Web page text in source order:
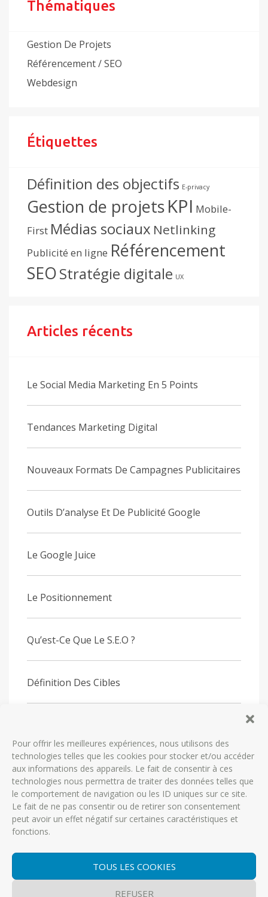
Pour offrir les meilleures expériences, nous utilisons des
technologies telles que les cookies pour stocker et/ou accéder
aux informations des appareils. Le fait de consentir à ces
technologies nous permettra de traiter des données telles que
le comportement de navigation ou les ID uniques sur ce site.
Le fait de ne pas consentir ou de retirer son consentement
peut avoir un effet négatif sur certaines caractéristiques et
fonctions.
TOUS LES COOKIES
REFUSER
Thématiques
Gestion De Projets
Référencement / SEO
Webdesign
Étiquettes
Définition des objectifs E-privacy
Gestion de projetsKPI Mobile-
First Médias sociaux Netlinking
Publicité en ligne Référencement
SEOStratégie digitale UX
Articles récents
Le Social Media Marketing En 5 Points
Tendances Marketing Digital
Nouveaux Formats De Campagnes Publicitaires
Outils D’analyse Et De Publicité Google
Le Google Juice
Le Positionnement
Qu’est-Ce Que Le S.E.O ?
Définition Des Cibles
Le Cahier Des Charges
Élaboration Du Rétroplanning
Cycle De Vie D’un Projet Web